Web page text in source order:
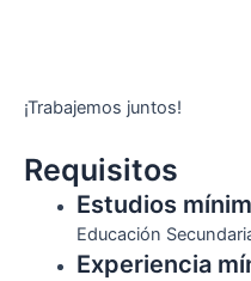
¡Trabajemos juntos!
Requisitos
Estudios
Educación
Experiencia